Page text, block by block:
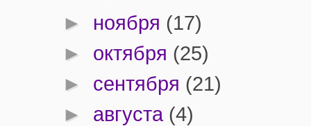
► ноября (17)
► октября (25)
► сентября (21)
► августа (4)